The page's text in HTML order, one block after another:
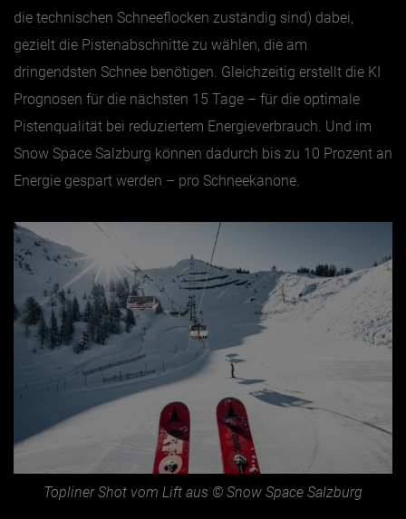
die technischen Schneeflocken zuständig sind) dabei,
gezielt die Pistenabschnitte zu wählen, die am
dringendsten Schnee benötigen. Gleichzeitig erstellt die KI
Prognosen für die nächsten 15 Tage – für die optimale
Pistenqualität bei reduziertem Energieverbrauch. Und im
Snow Space Salzburg können dadurch bis zu 10 Prozent an
Energie gespart werden – pro Schneekanone.
Topliner Shot vom Lift aus © Snow Space Salzburg